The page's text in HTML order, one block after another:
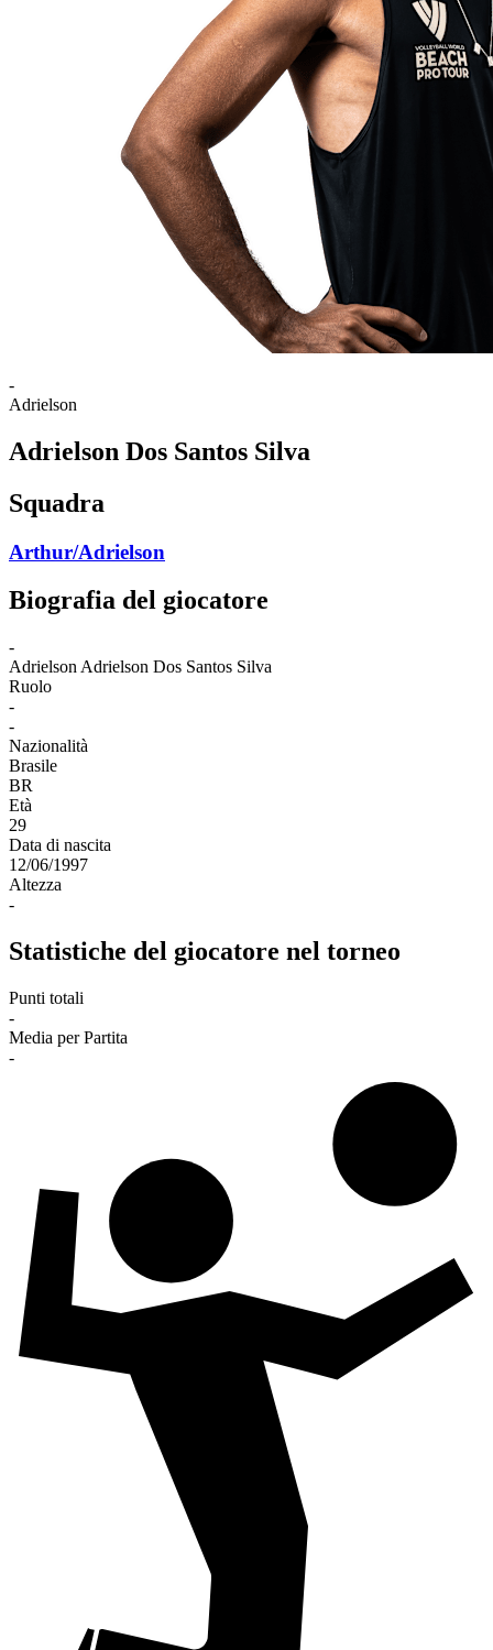
-
Adrielson
Adrielson Dos Santos Silva
Squadra
Arthur/Adrielson
Biografia del giocatore
-
Adrielson Adrielson Dos Santos Silva
Ruolo
-
-
Nazionalità
Brasile
BR
Età
29
Data di nascita
12/06/1997
Altezza
-
Statistiche del giocatore nel torneo
Punti totali
-
Media per Partita
-